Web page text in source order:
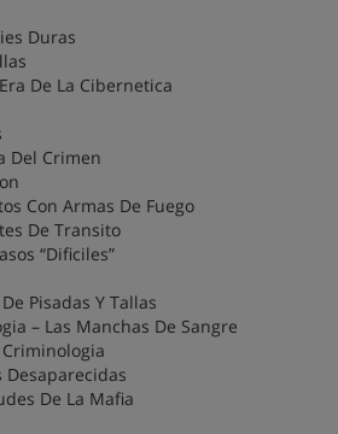
Duras
De La Cibernetica
Del Crimen
Con Armas De Fuego
De Transito
“Dificiles”
Pisadas Y Tallas
– Las Manchas De Sangre
Desaparecidas
De La Mafia